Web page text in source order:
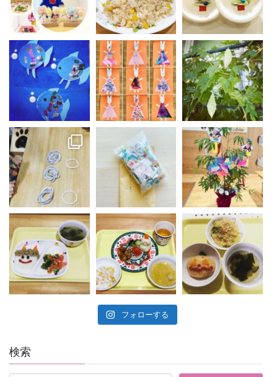
フォローする
検索